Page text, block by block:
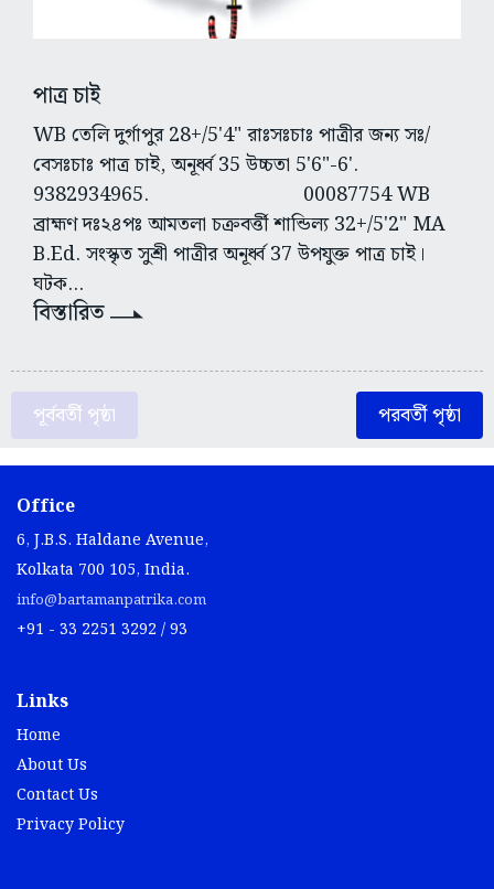
পাত্র চাই
WB তেলি দুর্গাপুর 28+/5'4" রাঃসঃচাঃ পাত্রীর জন্য সঃ/
বেসঃচাঃ পাত্র চাই, অনূর্ধ্ব 35 উচ্চতা 5'6"-6'.
9382934965. 00087754 WB
ব্রাহ্মণ দঃ২৪পঃ আমতলা চক্রবর্ত্তী শান্ডিল্য 32+/5'2" MA
B.Ed. সংস্কৃত সুশ্রী পাত্রীর অনূর্ধ্ব 37 উপযুক্ত পাত্র চাই।
ঘটক...
বিস্তারিত
পূর্ববর্তী পৃষ্ঠা পরবর্তী পৃষ্ঠা
Office
6, J.B.S. Haldane Avenue,
Kolkata 700 105, India.
info@bartamanpatrika.com
+91 - 33 2251 3292 / 93
Links
Home
About Us
Contact Us
Privacy Policy